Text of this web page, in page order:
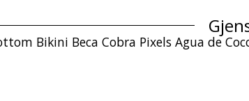
Bikini Beca Cobra Pixels Agua de